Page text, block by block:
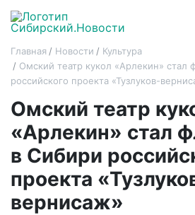
Главная Новости
Культура
Омский театр кукол «Арлекин» стал
российского проекта «Тузлуков-
Омский театр
«Арлекин» стал
в Сибири
проекта
вернисаж»